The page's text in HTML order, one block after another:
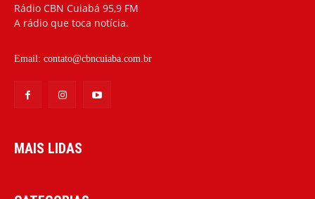
Rádio CBN Cuiabá 95,9 FM
A rádio que toca notícia.
Email: contato@cbncuiaba.com.br
MAIS LIDAS